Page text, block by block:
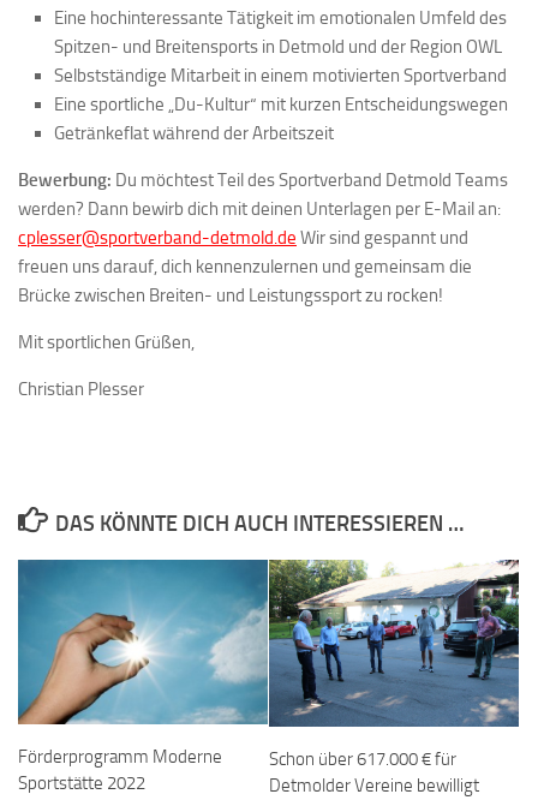
Eine hochinteressante Tätigkeit im emotionalen Umfeld des
Spitzen- und Breitensports in Detmold und der Region OWL
Selbstständige Mitarbeit in einem motivierten Sportverband
Eine sportliche „Du-Kultur“ mit kurzen Entscheidungswegen
Getränkeflat während der Arbeitszeit
Bewerbung: Du möchtest Teil des Sportverband Detmold Teams
werden? Dann bewirb dich mit deinen Unterlagen per E-Mail an:
cplesser@sportverband-detmold.de Wir sind gespannt und
freuen uns darauf, dich kennenzulernen und gemeinsam die
Brücke zwischen Breiten- und Leistungssport zu rocken!
Mit sportlichen Grüßen,
Christian Plesser
DAS KÖNNTE DICH AUCH INTERESSIEREN …
Förderprogramm Moderne
Sportstätte 2022
Schon über 617.000 € für
Detmolder Vereine bewilligt